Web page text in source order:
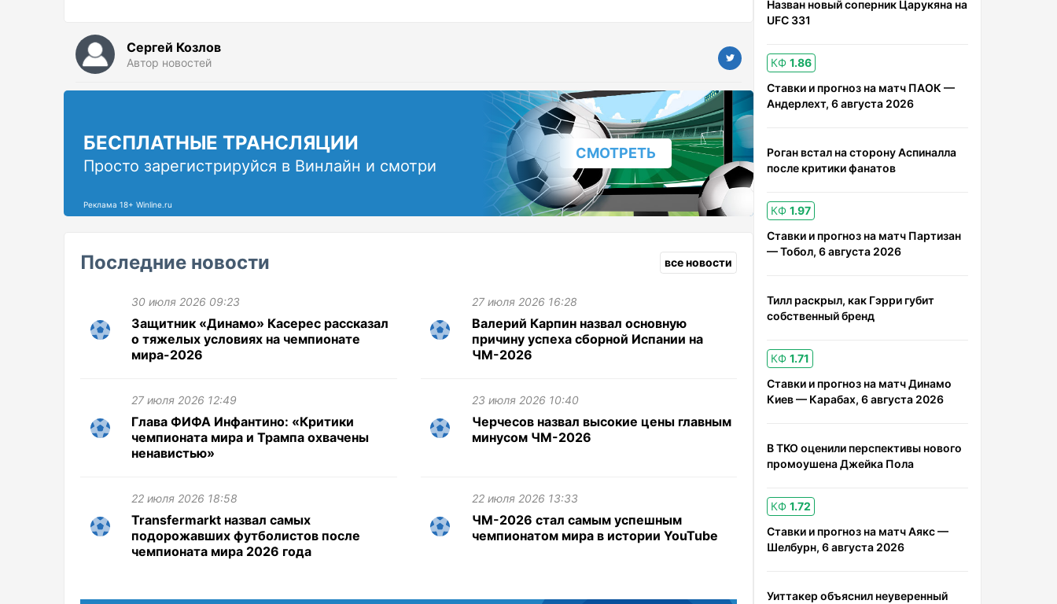
Сергей Козлов
Автор новостей
БЕСПЛАТНЫЕ ТРАНСЛЯЦИИ
Просто зарегистрируйся в Винлайн и смотри
СМОТРЕТЬ
Реклама 18+ Winline.ru
Последние новости все новости
30 июля 2026 09:23
Защитник «Динамо» Касерес рассказал
о тяжелых условиях на чемпионате
мира-2026
27 июля 2026 16:28
Валерий Карпин назвал основную
причину успеха сборной Испании на
ЧМ-2026
27 июля 2026 12:49
Глава ФИФА Инфантино: «Критики
чемпионата мира и Трампа охвачены
ненавистью»
23 июля 2026 10:40
Черчесов назвал высокие цены главным
минусом ЧМ-2026
22 июля 2026 18:58
Transfermarkt назвал самых
подорожавших футболистов после
чемпионата мира 2026 года
22 июля 2026 13:33
ЧМ-2026 стал самым успешным
чемпионатом мира в истории YouTube
Назван новый соперник Царукяна на
UFC 331
КФ 1.86
Ставки и прогноз на матч ПАОК —
Андерлехт, 6 августа 2026
Роган встал на сторону Аспиналла
после критики фанатов
КФ 1.97
Ставки и прогноз на матч Партизан
— Тобол, 6 августа 2026
Тилл раскрыл, как Гэрри губит
собственный бренд
КФ 1.71
Ставки и прогноз на матч Динамо
Киев — Карабах, 6 августа 2026
В TKO оценили перспективы нового
промоушена Джейка Пола
КФ 1.72
Ставки и прогноз на матч Аякс —
Шелбурн, 6 августа 2026
Уиттакер объяснил неуверенный